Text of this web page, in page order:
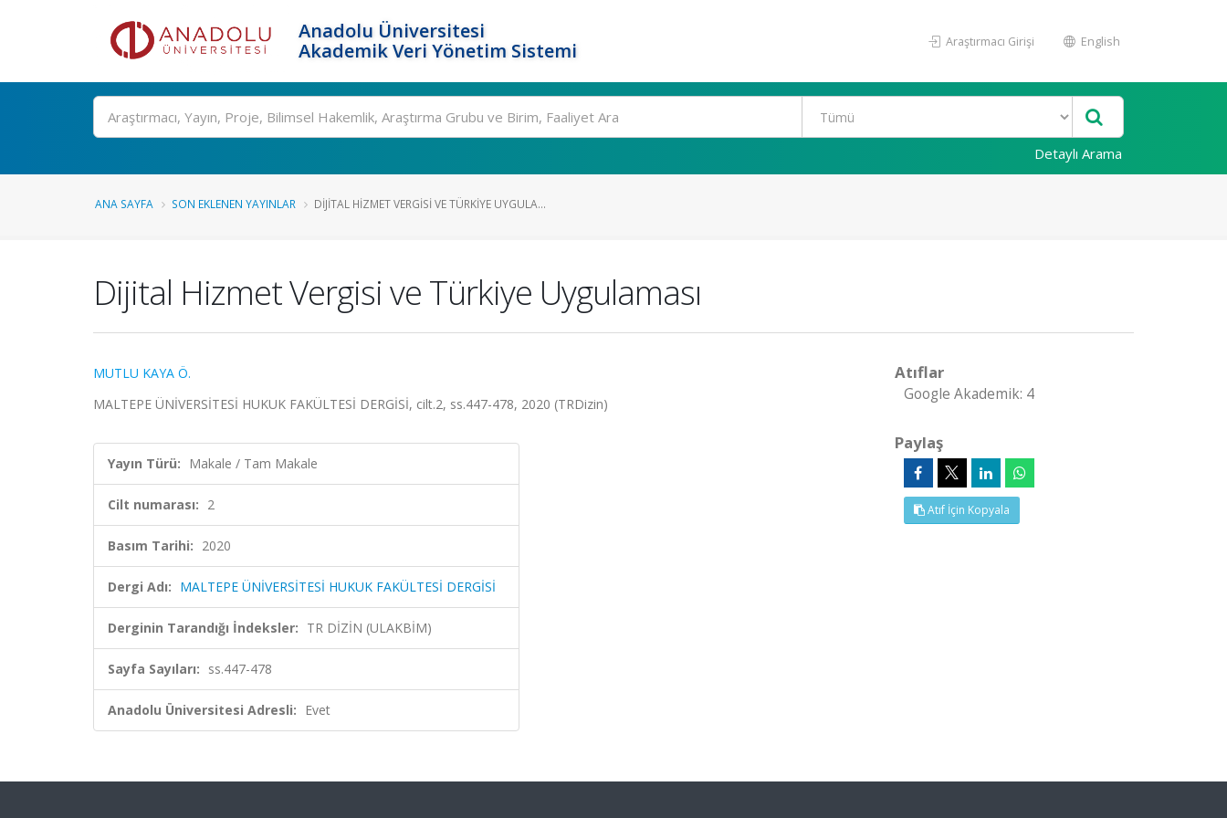
Anadolu Üniversitesi
Akademik Veri Yönetim Sistemi
Araştırmacı Girişi English
Ara
Detaylı Arama
ANA SAYFA SON EKLENEN YAYINLAR DIJITAL HIZMET VERGISI VE TÜRKIYE UYGULA...
Dijital Hizmet Vergisi ve Türkiye Uygulaması
MUTLU KAYA Ö.
MALTEPE ÜNİVERSİTESİ HUKUK FAKÜLTESİ DERGİSİ, cilt.2, ss.447-478, 2020 (TRDizin)
Yayın Türü: Makale / Tam Makale
Cilt numarası: 2
Basım Tarihi: 2020
Dergi Adı: MALTEPE ÜNİVERSİTESİ HUKUK FAKÜLTESİ DERGİSİ
Derginin Tarandığı İndeksler: TR DİZİN (ULAKBİM)
Sayfa Sayıları: ss.447-478
Anadolu Üniversitesi Adresli: Evet
Atıflar
Google Akademik: 4
Paylaş
Atıf İçin Kopyala